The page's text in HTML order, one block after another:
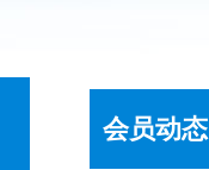
会员动